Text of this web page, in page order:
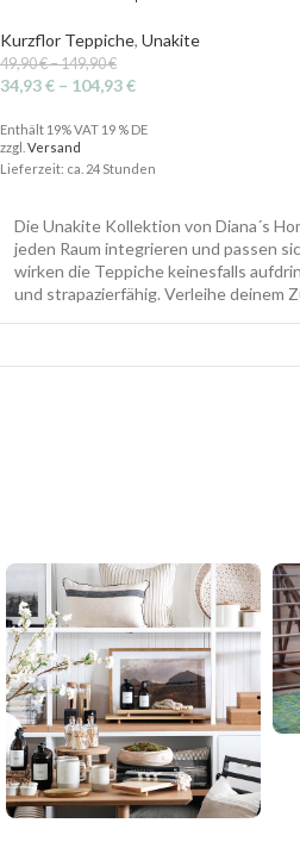
Kurzflor Teppiche, Unakite
49,90€–149,90€
34,93€ – 104,93€
Enthält 19% VAT 19 % DE
zzgl. Versand
Lieferzeit: ca. 24 Stunden
Die Unakite Kollektion von Diana´s
jeden Raum integrieren und passen
wirken die Teppiche keinesfalls
und strapazierfähig. Verleihe deinem